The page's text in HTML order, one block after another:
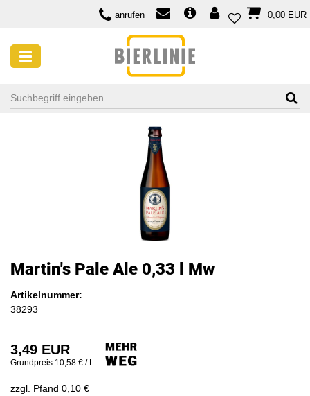
anrufen 0,00 EUR
Martin's Pale Ale 0,33 l Mw
Artikelnummer:
38293
3,49 EUR
Grundpreis 10,58 € / L
zzgl. Pfand 0,10 €